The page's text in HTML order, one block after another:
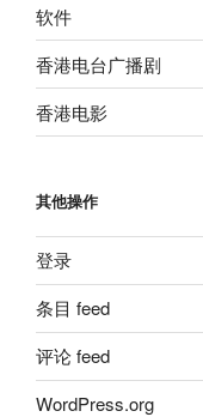
软件
香港电台广播剧
香港电影
其他操作
登录
条目 feed
评论 feed
WordPress.org